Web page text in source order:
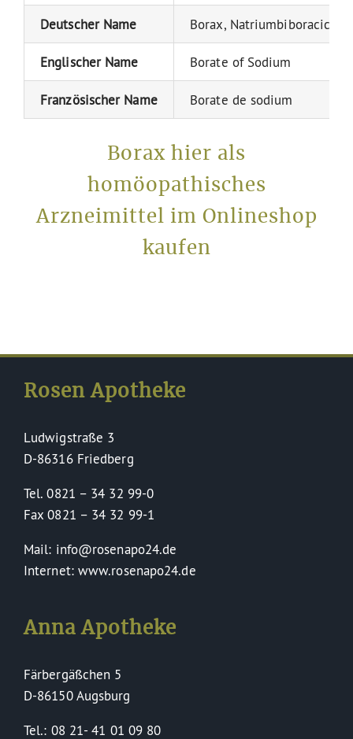
Deutscher Name Borax,
Englischer Name Borate of Sodium
Französischer Name Borate de sodium
Borax hier als
homöopathisches
Arzneimittel im Onlineshop
kaufen
Rosen Apotheke
Ludwigstraße 3
D-86316 Friedberg
Tel. 0821 – 34 32 99-0
Fax 0821 – 34 32 99-1
Mail: info@rosenapo24.de
Internet: www.rosenapo24.de
Anna Apotheke
Färbergäßchen 5
D-86150 Augsburg
Tel.: 08 21- 41 01 09 80